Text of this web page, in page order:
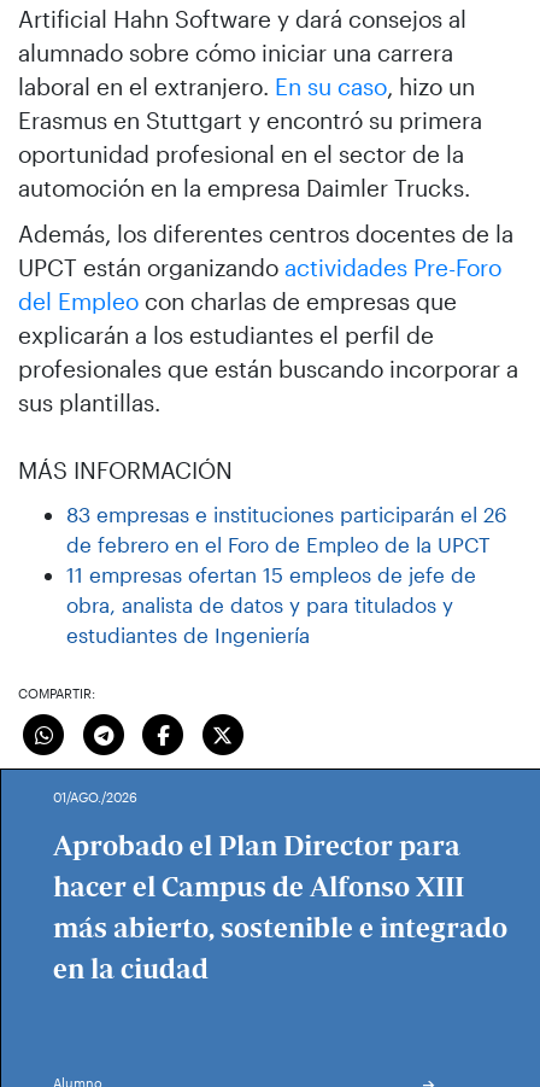
Artificial Hahn Software y dará consejos al
alumnado sobre cómo iniciar una carrera
laboral en el extranjero. En su caso, hizo un
Erasmus en Stuttgart y encontró su primera
oportunidad profesional en el sector de la
automoción en la empresa Daimler Trucks.
Además, los diferentes centros docentes de la
UPCT están organizando actividades Pre-Foro
del Empleo con charlas de empresas que
explicarán a los estudiantes el perfil de
profesionales que están buscando incorporar a
sus plantillas.
MÁS INFORMACIÓN
83 empresas e instituciones participarán el 26
de febrero en el Foro de Empleo de la UPCT
11 empresas ofertan 15 empleos de jefe de
obra, analista de datos y para titulados y
estudiantes de Ingeniería
COMPARTIR:
01/AGO./2026
Aprobado el Plan Director para
hacer el Campus de Alfonso XIII
más abierto, sostenible e integrado
en la ciudad
Alumno